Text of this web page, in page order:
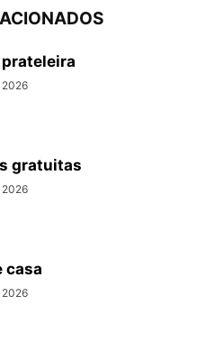
prateleira
2026
gratuitas
2026
casa
2026